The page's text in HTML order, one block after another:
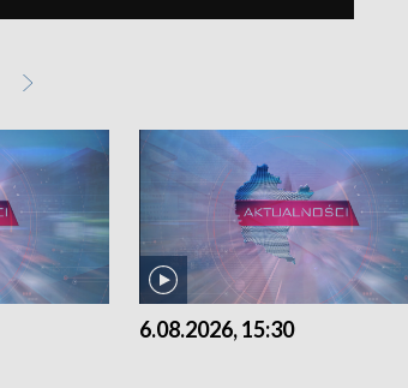
6.08.2026, 15:30